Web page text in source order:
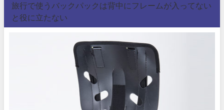
旅行で使うバックパックは背中にフレームが入ってない
と役に立たない